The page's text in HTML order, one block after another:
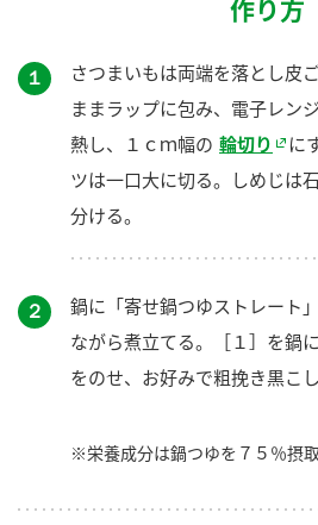
作り方
１
さつまいもは両端を落とし皮
ままラップに包み、電子レン
熱し、１ｃｍ幅の 輪切り
に
ツは一口大に切る。しめじは
分ける。
２
鍋に「寄せ鍋つゆストレート
ながら煮立てる。［１］を鍋
をのせ、お好みで粗挽き黒こ
※栄養成分は鍋つゆを７５％摂